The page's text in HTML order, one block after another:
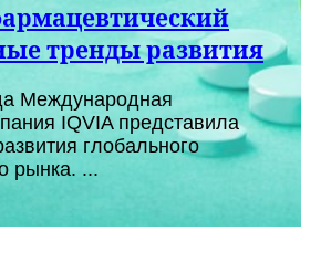
тренды развития
Международная
IQVIA представила
глобального
рынка. ...